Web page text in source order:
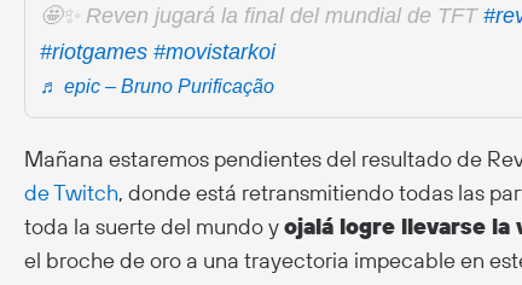
🤩✨ Reven jugará la final del mundial de TFT
#riotgames #movistarkoi
♬ epic – Bruno Purificação
Mañana estaremos pendientes del resultado de
de Twitch, donde está retransmitiendo todas las
toda la suerte del mundo yojalá logre llevarse la
el broche de oro a una trayectoria impecable en